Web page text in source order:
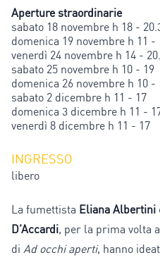
Aperture straordinarie
sabato 18 novembre h 18 -
domenica 19 novembre h 11 -
venerdì 24 novembre h 14 -
sabato 25 novembre h 10 - 19
domenica 26 novembre h 10 -
sabato 2 dicembre h 11 - 17
domenica 3 dicembre h 11 -
venerdì 8 dicembre h 11 - 17
INGRESSO
libero
La fumettista Eliana Albertini
D’Accardi, per la prima volta
di Ad occhi aperti, hanno